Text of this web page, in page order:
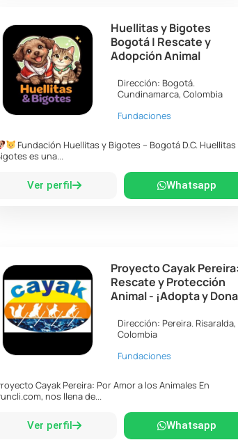
Huellitas y Bigotes
Bogotá | Rescate y
Adopción Animal
Dirección: Bogotá.
Cundinamarca,Colombia
Fundaciones
Fundación Huellitas y Bigotes – Bogotá D.C. Huellitas
es una...
Ver perfil Whatsapp
Proyecto Cayak Pereira:
Rescate y Protección
Animal - ¡Adopta y
Dirección: Pereira. Risaralda,
Colombia
Fundaciones
Cayak Pereira: Por Amor a los Animales En
nos llena de...
Ver perfil Whatsapp